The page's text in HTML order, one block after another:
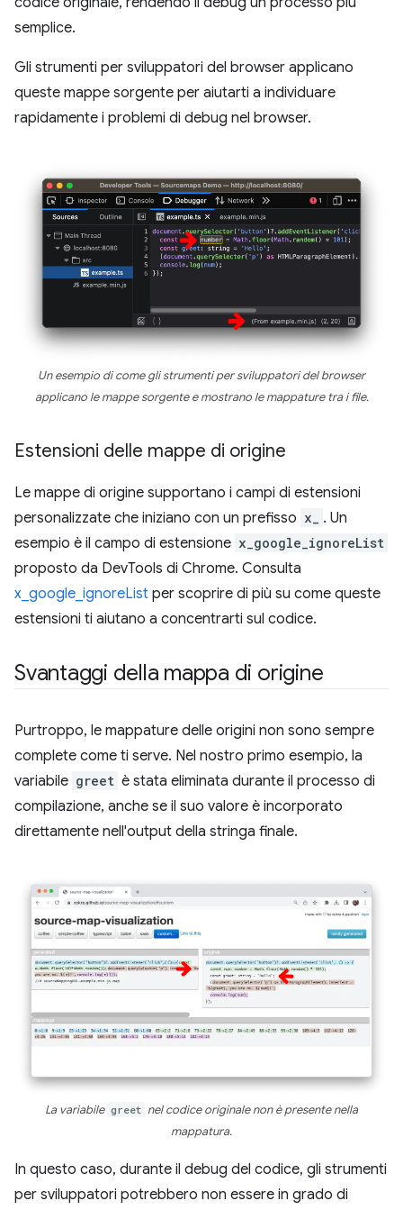
semplice.
Gli strumenti per sviluppatori del browser applicano
queste mappe sorgente per aiutarti a individuare
rapidamente i problemi di debug nel browser.
Un esempio di come gli strumenti per sviluppatori del browser
applicano le mappe sorgente e mostrano le mappature tra i file.
Estensioni delle mappe di origine
Le mappe di origine supportano i campi di estensioni
personalizzate che iniziano con un prefisso x_
. Un
esempio è il campo di estensione x_google_ignoreList
proposto da DevTools di Chrome. Consulta
x_google_ignoreList per scoprire di più su come queste
estensioni ti aiutano a concentrarti sul codice.
Svantaggi della mappa di origine
Purtroppo, le mappature delle origini non sono sempre
complete come ti serve. Nel nostro primo esempio, la
variabile greet è stata eliminata durante il processo di
compilazione, anche se il suo valore è incorporato
direttamente nell'output della stringa finale.
La variabile greet nel codice originale non è presente nella
mappatura.
In questo caso, durante il debug del codice, gli strumenti
per sviluppatori potrebbero non essere in grado di